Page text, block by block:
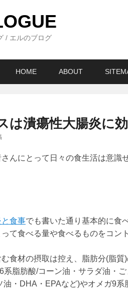
/ エルのブログ
HOME ABOUT
は潰瘍性大腸炎に効
んにとって日々の食生活は意識
食事でも書いた通り基本的に食
て食べる量や食べるものをコン
食材の摂取は控え、脂肪分(脂
系脂肪酸/コーン油・サラダ油・
油・DHA・EPAなど)やオメガ9